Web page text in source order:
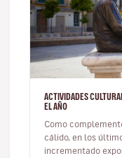
ACTIVIDADES
EL AÑO
Como
cálido, en los
incrementado